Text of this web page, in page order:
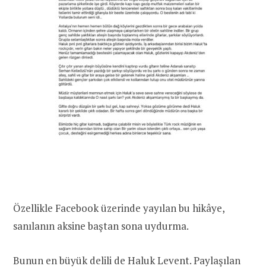
Özellikle Facebook üzerinde yayılan bu hikâye,
sanılanın aksine baştan sona uydurma.
Bunun en büyük delili de Haluk Levent. Paylaşılan